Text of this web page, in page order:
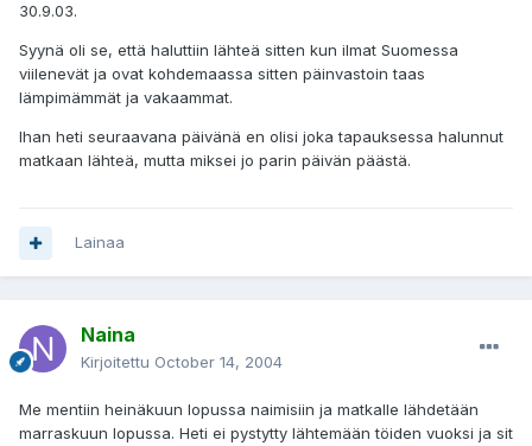
30.9.03.
Syynä oli se, että haluttiin lähteä sitten kun ilmat Suomessa
viilenevät ja ovat kohdemaassa sitten päinvastoin taas
lämpimämmät ja vakaammat.
Ihan heti seuraavana päivänä en olisi joka tapauksessa halunnut
matkaan lähteä, mutta miksei jo parin päivän päästä.
Lainaa
Naina
Kirjoitettu October 14, 2004
Me mentiin heinäkuun lopussa naimisiin ja matkalle lähdetään
marraskuun lopussa. Heti ei pystytty lähtemään töiden vuoksi ja sit